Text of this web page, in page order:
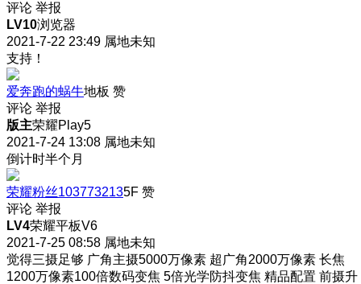
评论 举报
LV10浏览器
2021-7-22 23:49 属地未知
支持！
爱奔跑的蜗牛地板 赞
评论 举报
版主荣耀Play5
2021-7-24 13:08 属地未知
倒计时半个月
荣耀粉丝1037732135F 赞
评论 举报
LV4荣耀平板V6
2021-7-25 08:58 属地未知
觉得三摄足够 广角主摄5000万像素 超广角2000万像素 长焦
1200万像素100倍数码变焦 5倍光学防抖变焦 精品配置 前摄升